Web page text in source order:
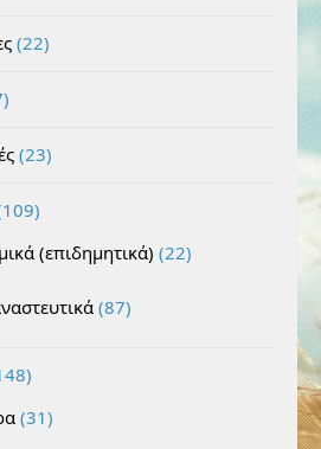
(22)
(23)
(επιδημητικά) (22)
(87)
(31)